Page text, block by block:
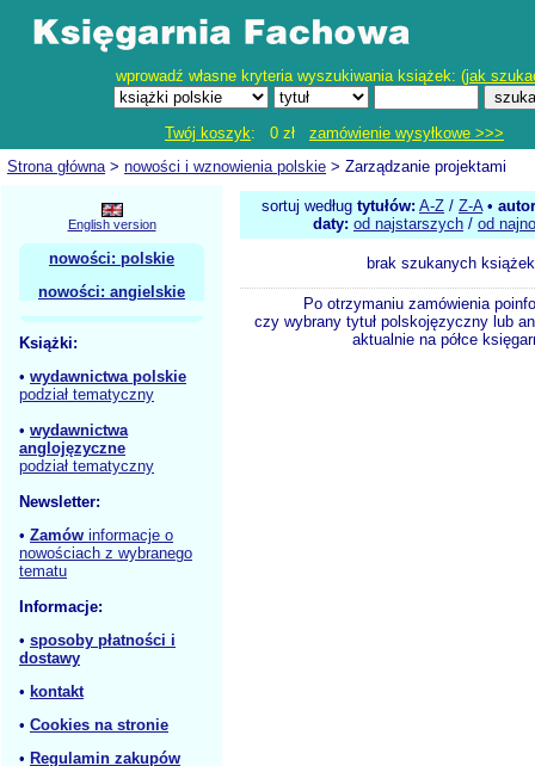
wprowadź własne kryteria wyszukiwania książek: (jak
Twój koszyk: 0 zł zamówienie wysyłkowe >>>
Strona główna> nowości i wznowienia polskie > Zarządzanie projektami
English version
nowości: polskie
nowości: angielskie
Książki:
• wydawnictwa polskie
podział tematyczny
• wydawnictwa
anglojęzyczne
podział tematyczny
Newsletter:
• Zamów informacje o
nowościach z wybranego
tematu
Informacje:
• sposoby płatności i
dostawy
• kontakt
• Cookies na stronie
• Regulamin zakupów
sortuj według tytułów: A-Z / Z-A•
daty: od najstarszych / od
brak szukanych książek
Po otrzymaniu zamówienia
czy wybrany tytuł polskojęzyczny lub
aktualnie na półce